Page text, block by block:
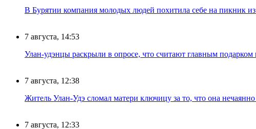
В Бурятии компания молодых людей похитила себе на пикник
7 августа, 14:53
Улан-удэнцы раскрыли в опросе, что считают главным подарком
7 августа, 12:38
Житель Улан-Удэ сломал матери ключицу за то, что она нечаянно
7 августа, 12:33